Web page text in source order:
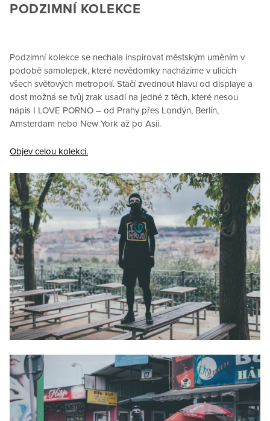
PODZIMNÍ KOLEKCE
Podzimní kolekce se nechala inspirovat městským uměním v
podobě samolepek, které nevědomky nacházíme v ulicích
všech světových metropolí. Stačí zvednout hlavu od displaye a
dost možná se tvůj zrak usadí na jedné z těch, které nesou
nápis I LOVE PORNO – od Prahy přes Londýn, Berlín,
Amsterdam nebo New York až po Asii.
Objev celou kolekci.